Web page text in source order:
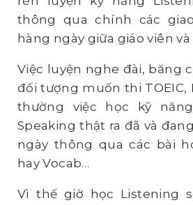
thông qua chính các
hàng ngày giữa giáo viên và
Việc luyện nghe đài, băng
đối tượng muốn thi TOEIC,
thường việc học kỹ
Speaking thật ra đã và
ngày thông qua các bài
hay Vocab…
Vì thế giờ học Listening